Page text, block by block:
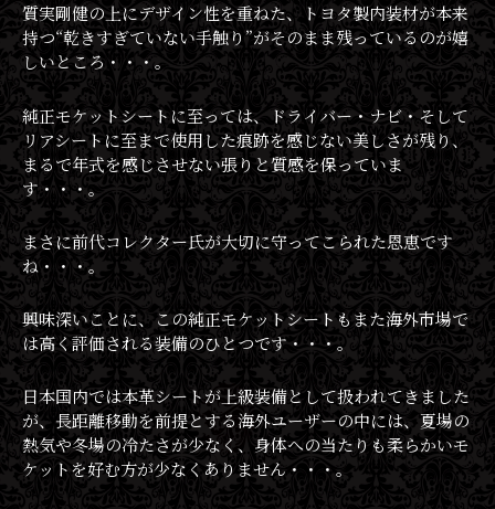
質実剛健の上にデザイン性を重ねた、トヨタ製内装材が本来
持つ“乾きすぎていない手触り”がそのまま残っているのが嬉
しいところ・・・。
純正モケットシートに至っては、ドライバー・ナビ・そして
リアシートに至まで使用した痕跡を感じない美しさが残り、
まるで年式を感じさせない張りと質感を保っていま
す・・・。
まさに前代コレクター氏が大切に守ってこられた恩恵です
ね・・・。
興味深いことに、この純正モケットシートもまた海外市場で
は高く評価される装備のひとつです・・・。
日本国内では本革シートが上級装備として扱われてきました
が、長距離移動を前提とする海外ユーザーの中には、夏場の
熱気や冬場の冷たさが少なく、身体への当たりも柔らかいモ
ケットを好む方が少なくありません・・・。